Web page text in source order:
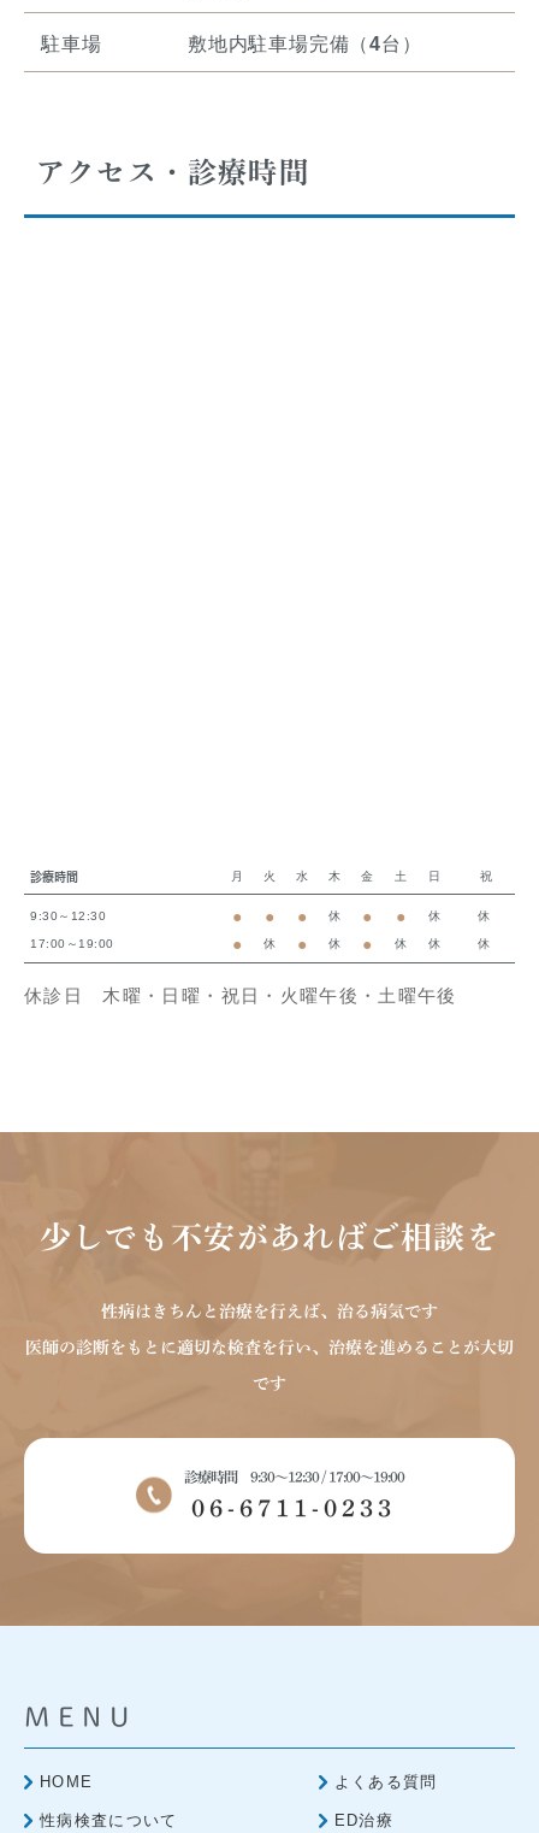
駐車場 敷地内駐車場完備（4台）
アクセス・診療時間
診療時間 月 火 水 木 金 土 日 祝
9:30～12:30 ● ● ● 休 ● ● 休 休
17:00～19:00 ● 休 ● 休 ● 休 休 休
休診日 木曜・日曜・祝日・火曜午後・土曜午後
少しでも不安があればご相談を
性病はきちんと治療を行えば、治る病気です
医師の診断をもとに適切な検査を行い、治療を進めることが大切
です
診療時間 9:30～12:30 / 17:00～19:00
06-6711-0233
MENU
HOME
性病検査について
よくある質問
ED治療